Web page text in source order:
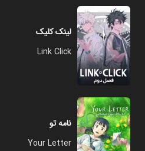
لینک کلیک
Link Click
نامه تو
Your Letter